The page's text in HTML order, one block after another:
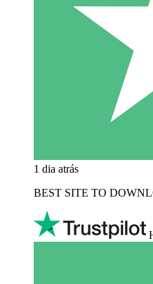
1 dia atrás
BEST SITE TO